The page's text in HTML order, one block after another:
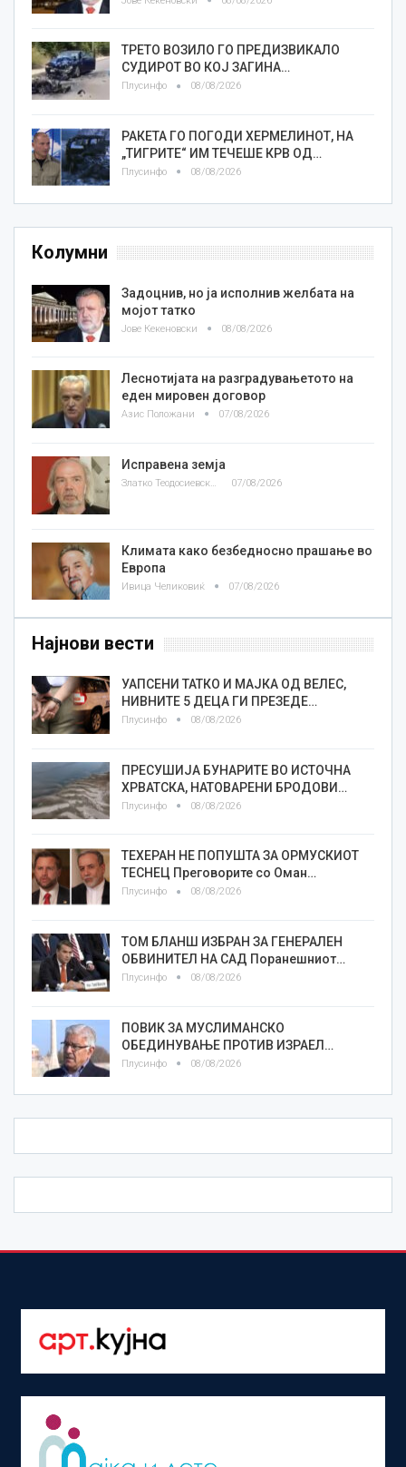
ТРЕТО ВОЗИЛО ГО ПРЕДИЗВИКАЛО
СУДИРОТ ВО КОЈ ЗАГИНА…
Плусинфо 08/08/2026
РАКЕТА ГО ПОГОДИ ХЕРМЕЛИНОТ, НА
„ТИГРИТЕ“ ИМ ТЕЧЕШЕ КРВ ОД…
Плусинфо 08/08/2026
Колумни
Задоцнив, но ја исполнив желбата на
мојот татко
Јове Кекеновски 08/08/2026
Леснотијата на разградувањетото на
еден мировен договор
Азис Положани 07/08/2026
Исправена земја
Златко Теодосиевски 07/08/2026
Климата како безбедносно прашање во
Европа
Ивица Челиковиќ 07/08/2026
Најнови вести
УАПСЕНИ ТАТКО И МАЈКА ОД ВЕЛЕС,
НИВНИТЕ 5 ДЕЦА ГИ ПРЕЗЕДЕ…
Плусинфо 08/08/2026
ПРЕСУШИЈА БУНАРИТЕ ВО ИСТОЧНА
ХРВАТСКА, НАТОВАРЕНИ БРОДОВИ…
Плусинфо 08/08/2026
ТЕХЕРАН НЕ ПОПУШТА ЗА ОРМУСКИОТ
ТЕСНЕЦ Преговорите со Оман…
Плусинфо 08/08/2026
ТОМ БЛАНШ ИЗБРАН ЗА ГЕНЕРАЛЕН
ОБВИНИТЕЛ НА САД Поранешниот…
Плусинфо 08/08/2026
ПОВИК ЗА МУСЛИМАНСКО
ОБЕДИНУВАЊЕ ПРОТИВ ИЗРАЕЛ…
Плусинфо 08/08/2026